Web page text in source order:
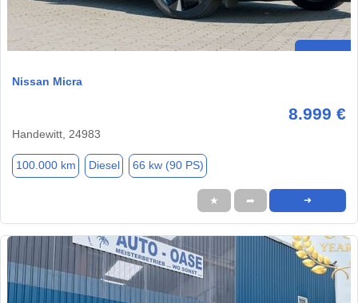
Nissan Micra
8.999 €
Handewitt, 24983
100.000 km Diesel 66 kw (90 PS)
★ ➦ ➜